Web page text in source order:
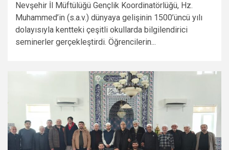
Nevşehir İl Müftülüğü Gençlik Koordinatörlüğü, Hz.
Muhammed’in (s.a.v.) dünyaya gelişinin 1500’üncü yılı
dolayısıyla kentteki çeşitli okullarda bilgilendirici
seminerler gerçekleştirdi. Öğrencilerin...